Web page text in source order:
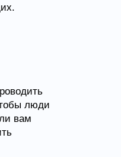
люди
вам